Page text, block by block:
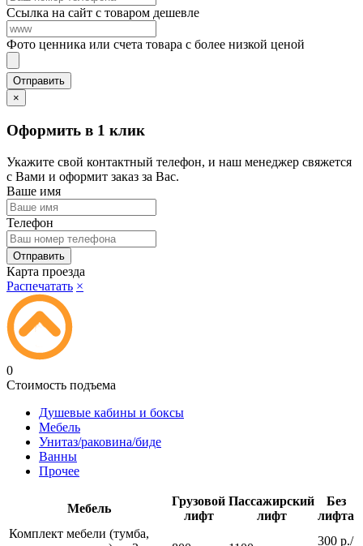
Ссылка на сайт с товаром дешевле
Фото ценника или счета товара с более низкой ценой
×
Оформить в 1 клик
Укажите свой контактный телефон, и наш менеджер свяжется
с Вами и оформит заказ за Вас.
Ваше имя
Телефон
Карта проезда
Распечатать ×
0
Стоимость подъема
Душевые кабины и боксы
Мебель
Унитаз/раковина/биде
Ванны
Прочее
Мебель
Грузовой
лифт
Пассажирский
лифт
Без
лифта
Комплект мебели (тумба,
300 р./